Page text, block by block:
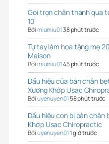
Gói trọn chân thành qua
10
Bởimiumiu0138 phút trước
Tự tay làm hoa tặng mẹ
Maison
Bởimiumiu0145 phút trước
Dấu hiệu của bàn chân
Xương Khớp Usac
Bởiuyenuyen0158 phút trước
Dấu hiệu con bị bàn chân
Khớp Usac Chiropractic
Bởiuyenuyen011 giờ trước